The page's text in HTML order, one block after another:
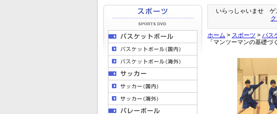
いらっしゃいませ ゲ
ホーム > スポーツ > バス
「マンツーマンの基礎づ